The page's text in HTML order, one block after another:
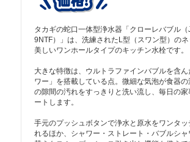
タカギの蛇口一体型浄水器「クローレバブル
9NTF）」は、洗練されたL型（スワン型）の
美しいワンホールタイプのキッチン水栓です。
大きな特徴は、ウルトラファインバブルを含ん
ワー」を搭載している点。微細な気泡が食器の
の隙間の汚れをすっきりと洗い流し、毎日の
ートします。
手元のプッシュボタンで浄水と原水をワンタッ
れるほか、シャワー・ストレート・バブルシャ